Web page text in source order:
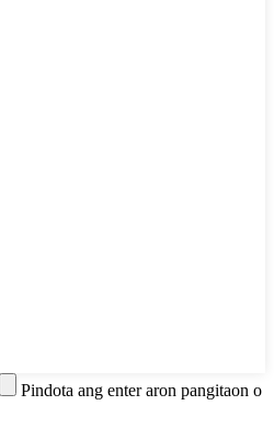
Pindota ang enter aron pangitaon o